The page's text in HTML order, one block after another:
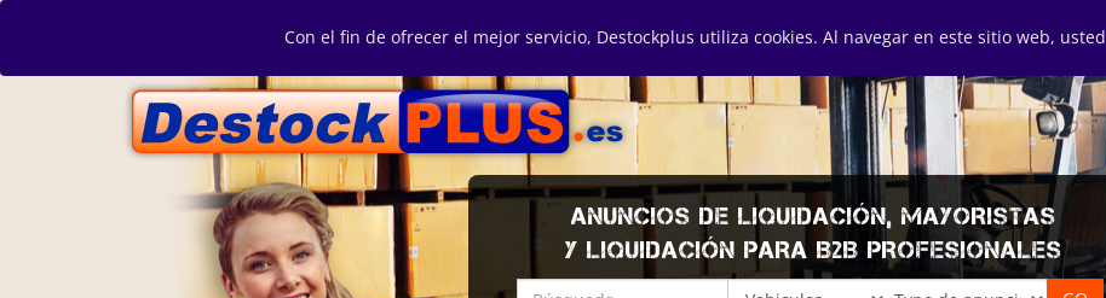
Con el fin de ofrecer el mejor servicio, Destockplus utiliza cookies. Al navegar en este sitio web,
ANUNCIOS DE LIQUIDACIÓN, MAYORISTAS
Y LIQUIDACIÓN PARA B2B PROFESIONALES